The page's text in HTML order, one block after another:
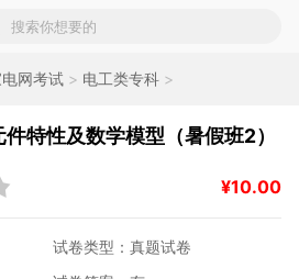
网考试 > 电工类专科 >
特性及数学模型（暑假班2）
¥10.00
试卷类型：真题试卷